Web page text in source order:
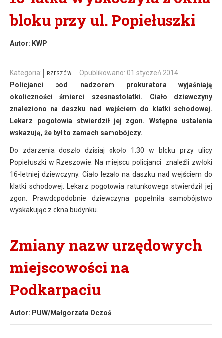
bloku przy ul. Popiełuszki
Autor: KWP
Kategoria: RZESZÓW
Opublikowano: 01 styczeń 2014
Policjanci pod nadzorem prokuratora wyjaśniają
okoliczności śmierci szesnastolatki. Ciało dziewczyny
znaleziono na daszku nad wejściem do klatki schodowej.
Lekarz pogotowia stwierdził jej zgon. Wstępne ustalenia
wskazują, że był to zamach samobójczy.
Do zdarzenia doszło dzisiaj około 1.30 w bloku przy ulicy
Popiełuszki w Rzeszowie. Na miejscu policjanci znaleźli zwłoki
16-letniej dziewczyny. Ciało leżało na daszku nad wejściem do
klatki schodowej. Lekarz pogotowia ratunkowego stwierdził jej
zgon. Prawdopodobnie dziewczyna popełniła samobójstwo
wyskakując z okna budynku.
Zmiany nazw urzędowych
miejscowości na
Podkarpaciu
Autor: PUW/Małgorzata Oczoś